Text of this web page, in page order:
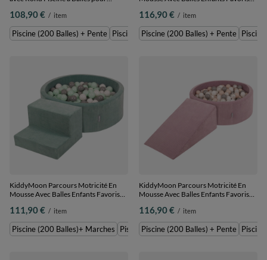
Piscine (200 Balles) + Pente
108,90 € / item
Piscine (200 Balles) + Pente Piscine (100 Balles)+ Pente
Piscine (200 Balles) + Pente
116,90 € / item
Piscine (200 Balles) + Pente
KiddyMoon Parcours Motricité En
Mousse Avec Balles Enfants Favorise
Piscine (200 Balles)+ Marches
111,90 € / item
Piscine (200 Balles)+ Marches Piscine (100 Balles) + Marches
KiddyMoon Parcours Motricité En
Mousse Avec Balles Enfants Favorise
pastel/blanc/perle/gris, Piscine (200
Balles) + Pente
116,90 € / item
Piscine (200 Balles) + Pente